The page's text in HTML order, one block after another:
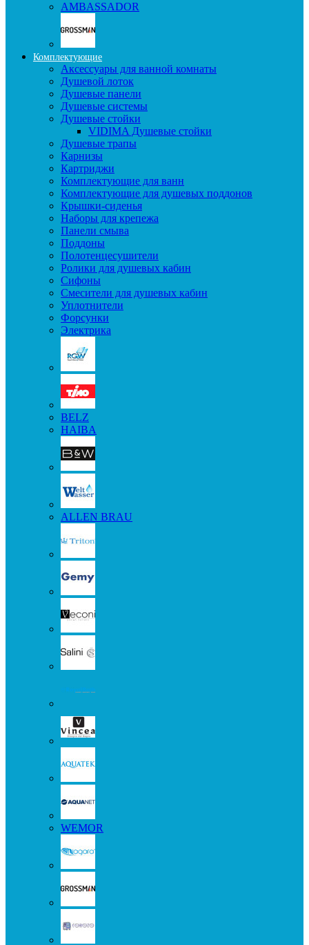
AMBASSADOR
Комплектующие
Аксессуары для ванной комнаты
Душевой лоток
Душевые панели
Душевые системы
Душевые стойки
VIDIMA Душевые стойки
Душевые трапы
Карнизы
Картриджи
Комплектующие для ванн
Комплектующие для душевых поддонов
Крышки-сиденья
Наборы для крепежа
Панели смыва
Поддоны
Полотенцесушители
Ролики для душевых кабин
Сифоны
Смесители для душевых кабин
Уплотнители
Форсунки
Электрика
BELZ
HAIBA
ALLEN BRAU
WEMOR